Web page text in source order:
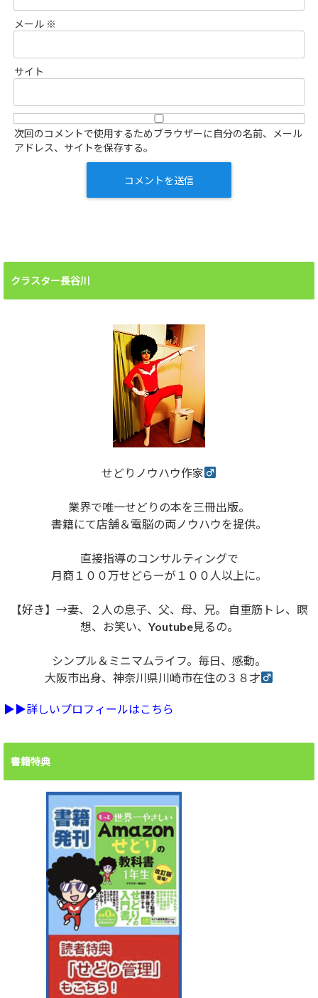
メール ※
サイト
次回のコメントで使用するためブラウザーに自分の名前、メール
アドレス、サイトを保存する。
クラスター長谷川
せどりノウハウ作家
業界で唯一せどりの本を三冊出版。
書籍にて店舗＆電脳の両ノウハウを提供。
直接指導のコンサルティングで
月商１００万せどらーが１００人以上に。
【好き】→妻、２人の息子、父、母、兄。 自重筋トレ、瞑
想、お笑い、Youtube見るの。
シンプル＆ミニマムライフ。毎日、感動。
大阪市出身、神奈川県川崎市在住の３８才
▶︎▶︎詳しいプロフィールはこちら
書籍特典